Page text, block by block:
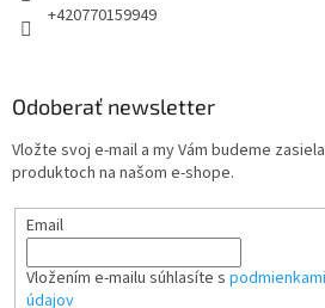
+420770159949
Odoberať newsletter
Vložte svoj e-mail a my Vám budeme
produktoch na našom e-shope.
Email
Vložením e-mailu súhlasíte s
údajov